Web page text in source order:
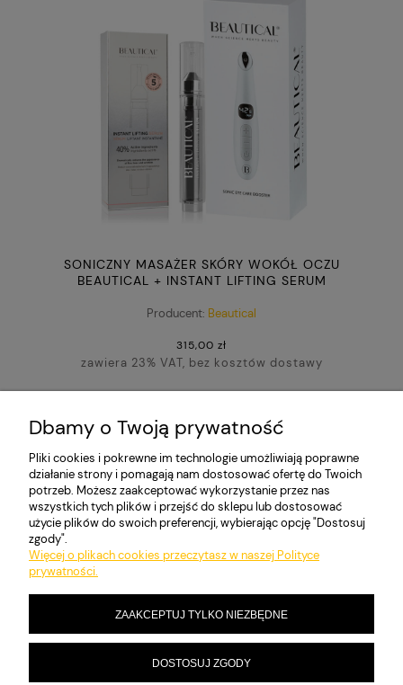
SONICZNY MASAŻER SKÓRY WOKÓŁ OCZU
BEAUTICAL + INSTANT LIFTING SERUM
Producent: Beautical
315,00 zł
zawiera 23% VAT, bez kosztów dostawy
MOJE KONTO
PŁATNOŚCI I DOSTAWA
INFORMACJE
Dbamy o Twoją prywatność
Pliki cookies i pokrewne im technologie umożliwiają poprawne
działanie strony i pomagają nam dostosować ofertę do Twoich
potrzeb. Możesz zaakceptować wykorzystanie przez nas
wszystkich tych plików i przejść do sklepu lub dostosować
użycie plików do swoich preferencji, wybierając opcję "Dostosuj
zgody".
Więcej o plikach cookies przeczytasz w naszej Polityce
prywatności.
ZAAKCEPTUJ TYLKO NIEZBĘDNE
DOSTOSUJ ZGODY